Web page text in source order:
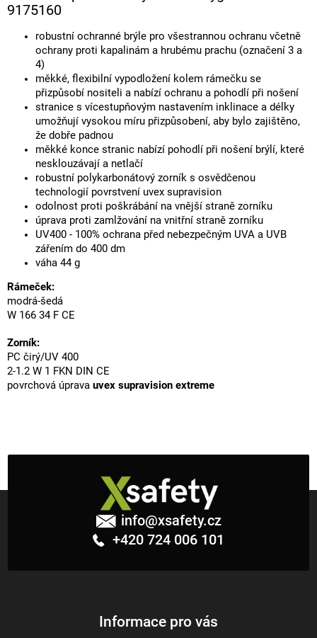
9175160
robustní ochranné brýle pro všestrannou ochranu včetně
ochrany proti kapalinám a hrubému prachu (označení 3 a
4)
měkké, flexibilní vypodložení kolem rámečku se
přizpůsobí nositeli a nabízí ochranu a pohodlí při nošení
stranice s vícestupňovým nastavením inklinace a délky
umožňují vysokou míru přizpůsobení, aby bylo zajištěno,
že dobře padnou
měkké konce stranic nabízí pohodlí při nošení brýlí, které
nesklouzávají a netlačí
robustní polykarbonátový zorník s osvědčenou
technologií povrstvení uvex supravision
odolnost proti poškrábání na vnější straně zorníku
úprava proti zamlžování na vnitřní straně zorníku
UV400 - 100% ochrana před nebezpečným UVA a UVB
zářením do 400 dm
váha 44 g
Rámeček:
modrá-šedá
W 166 34 F CE
Zorník:
PC čirý/UV 400
2-1.2 W 1 FKN DIN CE
povrchová úprava uvex supravision extreme
info@xsafety.cz
+420 724 006 101
Informace pro vás